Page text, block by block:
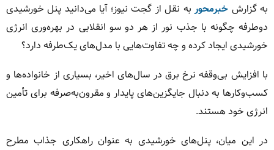
به گزارش خبرمحور به نقل از گجت نیوز؛ آیا می‌دانید پنل خورشیدی
دوطرفه چگونه با جذب نور از هر دو سو انقلابی در بهره‌وری انرژی
خورشیدی ایجاد کرده و چه تفاوت‌هایی با مدل‌های یک‌طرفه دارد؟
با افزایش بی‌وقفه نرخ برق در سال‌های اخیر، بسیاری از خانواده‌ها و
کسب‌وکارها به دنبال جایگزین‌های پایدار و مقرون‌به‌صرفه برای تأمین
انرژی خود هستند.
در این میان، پنل‌های خورشیدی به عنوان راهکاری جذاب مطرح